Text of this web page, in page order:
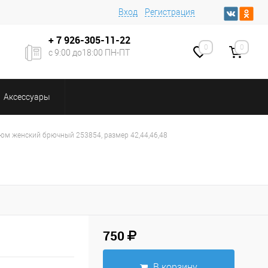
Вход Регистрация
+ 7926-305-11-22
с 9:00 до18:00 ПН-ПТ
0 0
Аксессуары
женский брючный 253854, размер 42,44,46,48
750